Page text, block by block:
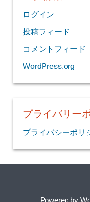
ログイン
投稿フィード
コメントフィード
WordPress.org
プライバリー
プライバシーポリ
Powered by